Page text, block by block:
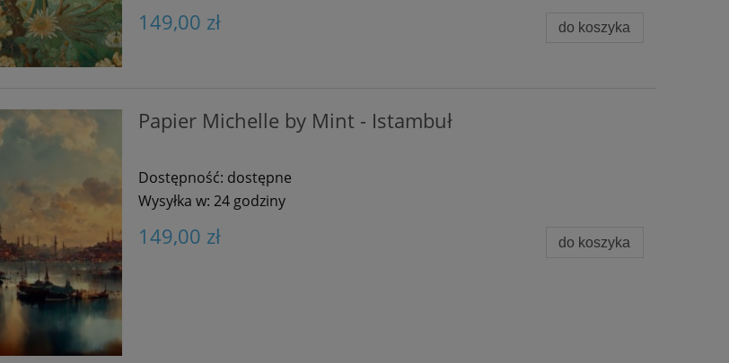
149,00 zł do koszyka
Papier Michelle by Mint - Istambuł
Dostępność: dostępne
Wysyłka w: 24 godziny
149,00 zł do koszyka